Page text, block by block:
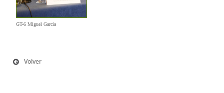
GT-6 Miguel Garcia
Volver